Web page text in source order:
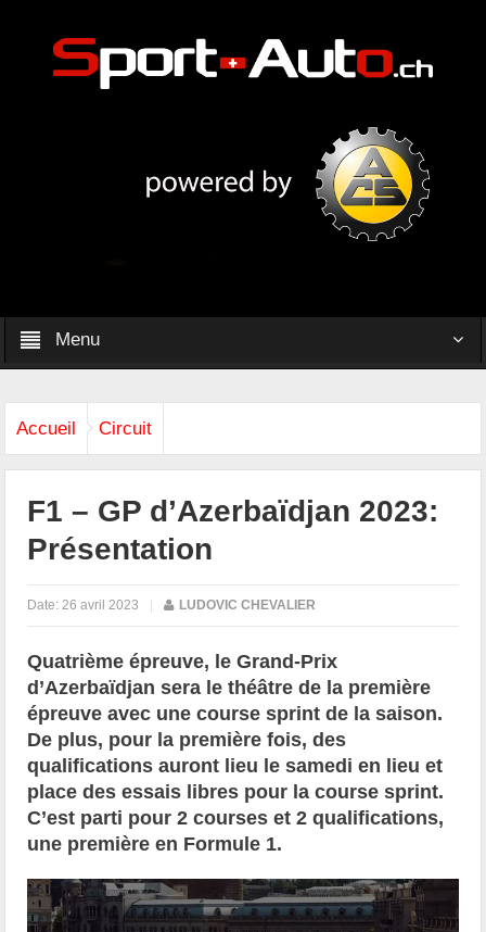
Menu
Accueil Circuit
F1 – GP d’Azerbaïdjan 2023:
Présentation
Date: 26 avril 2023 | LUDOVIC CHEVALIER
Quatrième épreuve, le Grand-Prix
d’Azerbaïdjan sera le théâtre de la première
épreuve avec une course sprint de la saison.
De plus, pour la première fois, des
qualifications auront lieu le samedi en lieu et
place des essais libres pour la course sprint.
C’est parti pour 2 courses et 2 qualifications,
une première en Formule 1.